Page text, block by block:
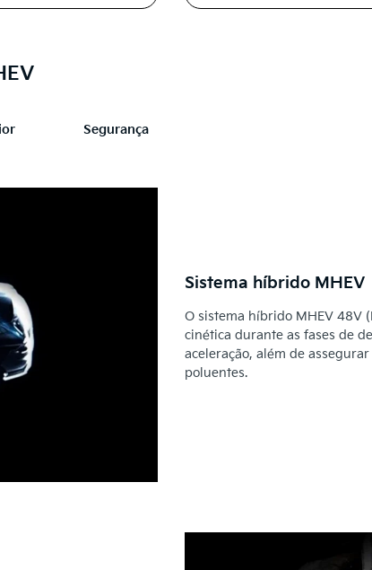
Segurança
Sistema híbrido MHEV
O sistema híbrido MHEV 48V
cinética durante as fases de
aceleração, além de
poluentes.